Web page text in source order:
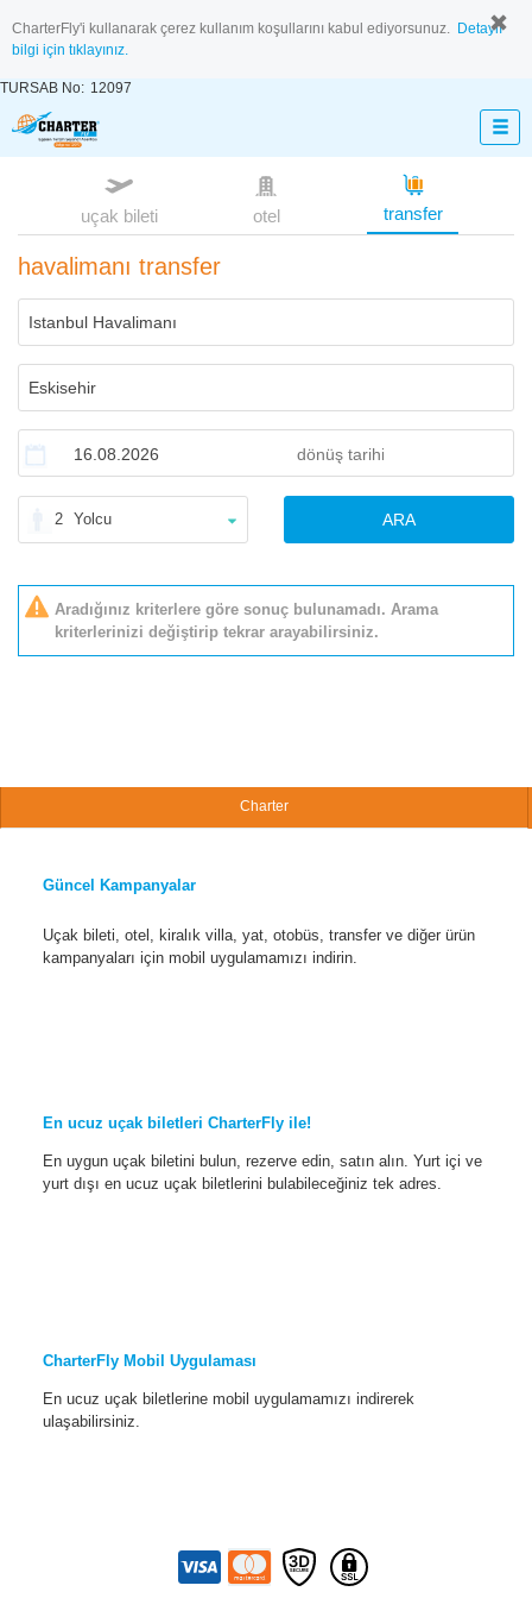
CharterFly'i kullanarak çerez kullanım koşullarını kabul ediyorsunuz. Detaylı
bilgi için tıklayınız.
TURSAB No: 12097
uçak bileti otel transfer
havalimanı transfer
2 Yolcu ARA
Aradığınız kriterlere göre sonuç bulunamadı. Arama
kriterlerinizi değiştirip tekrar arayabilirsiniz.
Charter
Güncel Kampanyalar
Uçak bileti, otel, kiralık villa, yat, otobüs, transfer ve diğer ürün
kampanyaları için mobil uygulamamızı indirin.
En ucuz uçak biletleri CharterFly ile!
En uygun uçak biletini bulun, rezerve edin, satın alın. Yurt içi ve
yurt dışı en ucuz uçak biletlerini bulabileceğiniz tek adres.
CharterFly Mobil Uygulaması
En ucuz uçak biletlerine mobil uygulamamızı indirerek
ulaşabilirsiniz.